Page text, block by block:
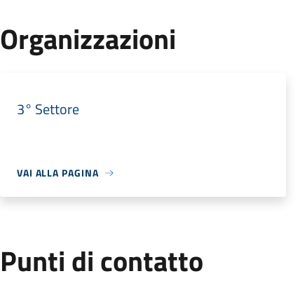
Organizzazioni
3° Settore
VAI ALLA PAGINA
Punti di contatto